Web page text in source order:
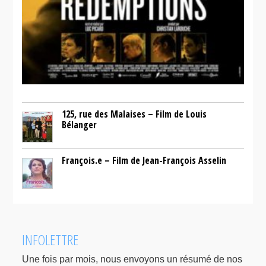
125, rue des Malaises – Film de Louis
Bélanger
François.e – Film de Jean-François Asselin
INFOLETTRE
Une fois par mois, nous envoyons un résumé de nos